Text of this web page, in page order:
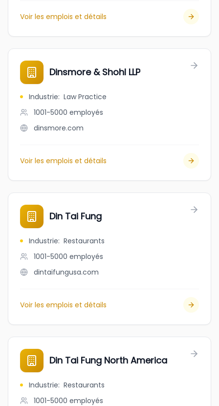
Voir les emplois et détails
Dinsmore & Shohl LLP
Industrie: Law Practice
1001-5000 employés
dinsmore.com
Voir les emplois et détails
Din Tai Fung
Industrie: Restaurants
1001-5000 employés
dintaifungusa.com
Voir les emplois et détails
Din Tai Fung North America
Industrie: Restaurants
1001-5000 employés